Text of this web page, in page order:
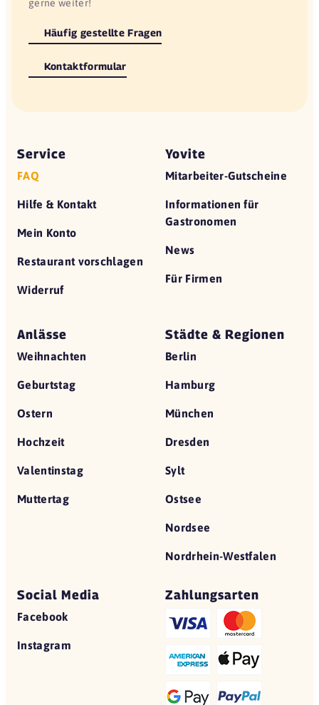
gerne weiter!
Häufig gestellte Fragen
Kontaktformular
Service
FAQ
Hilfe & Kontakt
Mein Konto
Restaurant vorschlagen
Widerruf
Yovite
Mitarbeiter-Gutscheine
Informationen für
Gastronomen
News
Für Firmen
Anlässe
Weihnachten
Geburtstag
Ostern
Hochzeit
Valentinstag
Muttertag
Städte & Regionen
Berlin
Hamburg
München
Dresden
Sylt
Ostsee
Nordsee
Nordrhein-Westfalen
Social Media
Facebook
Instagram
Zahlungsarten